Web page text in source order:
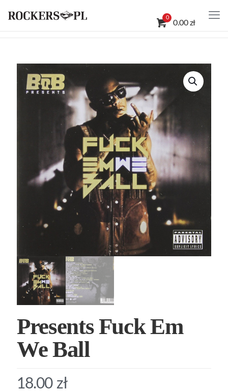
0
0.00 zł
Presents Fuck Em
We Ball
18.00 zł